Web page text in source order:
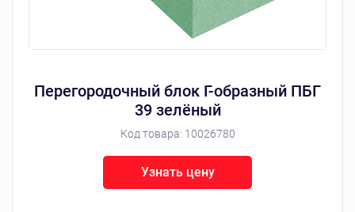
Перегородочный блок Г-образный ПБГ
39 зелёный
Код товара: 10026780
Узнать цену